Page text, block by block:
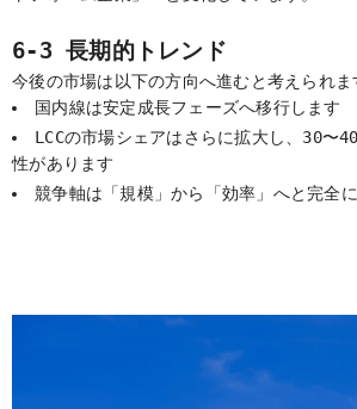
6-3 長期的トレンド
今後の市場は以下の方向へ進むと考えられま
国内線は安定成長フェーズへ移行します
LCCの市場シェアはさらに拡大し、30〜
性があります
競争軸は「規模」から「効率」へと完全